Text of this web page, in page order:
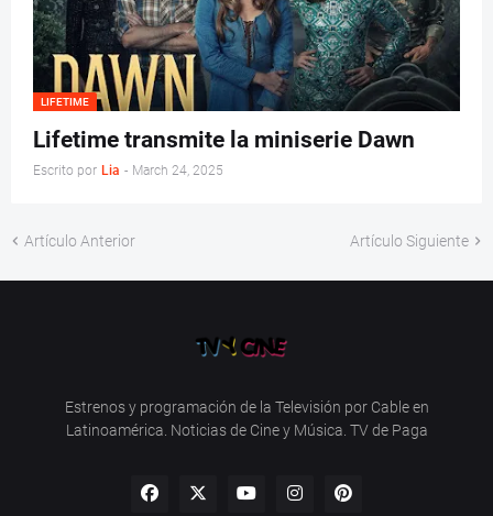
LIFETIME
Lifetime transmite la miniserie Dawn
Escrito por Lia - March 24, 2025
Artículo Anterior Artículo Siguiente
Estrenos y programación de la Televisión por Cable en
Latinoamérica. Noticias de Cine y Música. TV de Paga